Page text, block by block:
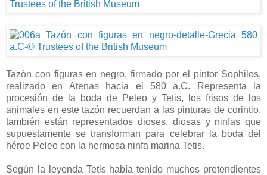
Tazón con figuras en negro, firmado por el pintor Sophilos,
realizado en Atenas hacia el 580 a.C. Representa la
procesión de la boda de Peleo y Tetis, los frisos de los
animales en este tazón recuerdan a las pinturas de corintio,
también están representados dioses, diosas y ninfas que
supuestamente se transforman para celebrar la boda del
héroe Peleo con la hermosa ninfa marina Tetis.
Según la leyenda Tetis había tenido muchos pretendientes